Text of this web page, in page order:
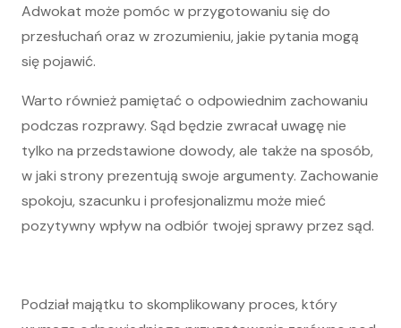
Adwokat może pomóc w przygotowaniu się do
przesłuchań oraz w zrozumieniu, jakie pytania mogą
się pojawić.
Warto również pamiętać o odpowiednim zachowaniu
podczas rozprawy. Sąd będzie zwracał uwagę nie
tylko na przedstawione dowody, ale także na sposób,
w jaki strony prezentują swoje argumenty. Zachowanie
spokoju, szacunku i profesjonalizmu może mieć
pozytywny wpływ na odbiór twojej sprawy przez sąd.
Podział majątku to skomplikowany proces, który